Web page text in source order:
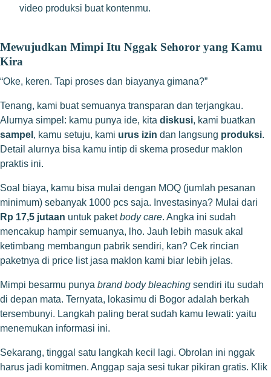
video produksi buat kontenmu.
Mewujudkan Mimpi Itu Nggak Sehoror yang Kamu
Kira
“Oke, keren. Tapi proses dan biayanya gimana?”
Tenang, kami buat semuanya transparan dan terjangkau.
Alurnya simpel: kamu punya ide, kita diskusi, kami buatkan
sampel , kamu setuju, kami urus izin dan langsung produksi.
Detail alurnya bisa kamu intip di skema prosedur maklon
praktis ini.
Soal biaya, kamu bisa mulai dengan MOQ (jumlah pesanan
minimum) sebanyak 1000 pcs saja. Investasinya? Mulai dari
Rp 17,5 jutaan untuk paketbody care. Angka ini sudah
mencakup hampir semuanya, lho. Jauh lebih masuk akal
ketimbang membangun pabrik sendiri, kan? Cek rincian
paketnya di price list jasa maklon kami biar lebih jelas.
Mimpi besarmu punya brand body bleaching sendiri itu sudah
di depan mata. Ternyata, lokasimu di Bogor adalah berkah
tersembunyi. Langkah paling berat sudah kamu lewati: yaitu
menemukan informasi ini.
Sekarang, tinggal satu langkah kecil lagi. Obrolan ini nggak
harus jadi komitmen. Anggap saja sesi tukar pikiran gratis. Klik